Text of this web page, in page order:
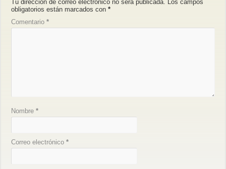
Tu dirección de correo electrónico no será publicada. Los campos
obligatorios están marcados con*
Comentario*
Nombre*
Correo electrónico*